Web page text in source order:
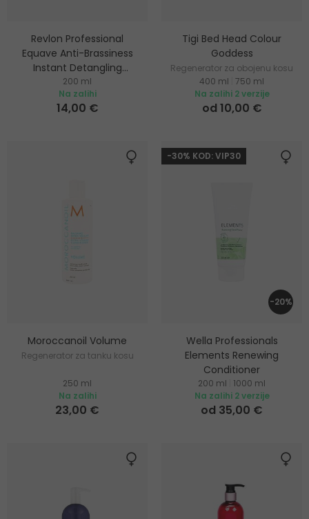
Revlon Professional
Equave Anti-Brassiness
Instant Detangling
Conditioner
Regenerator za svjetlu i plavu
kosu
200 ml
Na zalihi
14,00 €
Tigi Bed Head Colour
Goddess
Regenerator za obojenu kosu
400 ml 750 ml
Na zalihi 2 verzije
od 10,00 €
Moroccanoil Volume
Regenerator za tanku kosu
250 ml
Na zalihi
23,00 €
-30% KOD: VIP30
-20%
Wella Professionals
Elements Renewing
Conditioner
Regenerator
200 ml
1000 ml
Na zalihi 2 verzije
od 35,00 €